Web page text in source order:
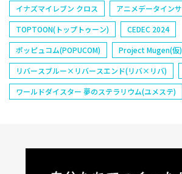
イナズマイレブン クロス
アニメデータイン
TOPTOON(トップトゥーン)
CEDEC 2024
ポッピュコム(POPUCOM)
Project Mugen(仮)
リバースブルー×リバースエンド(リバ×リバ)
ワールドダイスター 夢のステラリウム(ユメステ)